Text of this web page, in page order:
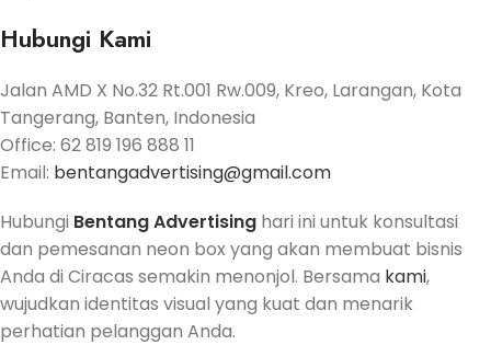
Hubungi Kami
Jalan AMD X No.32 Rt.001 Rw.009, Kreo, Larangan, Kota
Tangerang, Banten, Indonesia
Office: 62 819 196 888 11
Email: bentangadvertising@gmail.com
Hubungi Bentang Advertising hari ini untuk konsultasi
dan pemesanan neon box yang akan membuat bisnis
Anda di Ciracas semakin menonjol. Bersama kami,
wujudkan identitas visual yang kuat dan menarik
perhatian pelanggan Anda.